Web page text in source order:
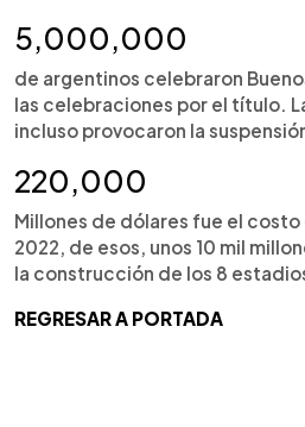
5,000,000
de argentinos celebraron
las celebraciones por el título.
incluso provocaron la
220,000
Millones de dólares fue el
2022, de esos, unos 10 mil
la construcción de los 8
REGRESAR A PORTADA